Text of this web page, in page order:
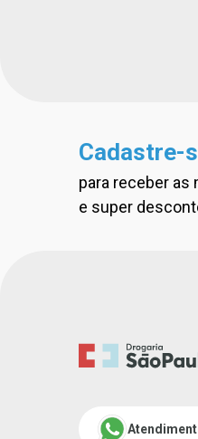
Cadastre-
para receber
e super